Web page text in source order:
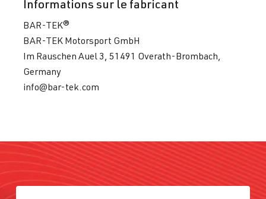
Informations sur le fabricant
BAR-TEK®
BAR-TEK Motorsport GmbH
Im Rauschen Auel 3, 51491 Overath-Brombach,
Germany
info@bar-tek.com